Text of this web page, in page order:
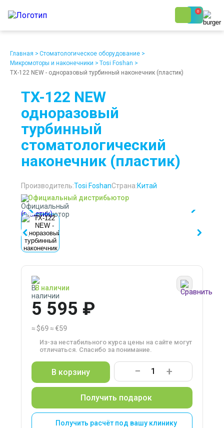
0
Ежедневно с 9:00 до 19:00
О компании
Доставка
Кредит/Лизинг
Проект клиники
Наши клиенты
Контакты
Главная > Стоматологическое оборудование >
Микромоторы и наконечники > Tosi Foshan >
TX-122 NEW - одноразовый турбинный наконечник (пластик)
TX-122 NEW
одноразовый
турбинный
стоматологический
наконечник (пластик)
Производитель:Tosi FoshanСтрана:Китай
Официальный дистрибьютор
В наличии
5 595 ₽
≈$69≈ €59
Из-за нестабильного курса цены на сайте могут
отличаться. Спасибо за понимание.
В корзину − +
Получить подарок
Получить расчёт под вашу клинику